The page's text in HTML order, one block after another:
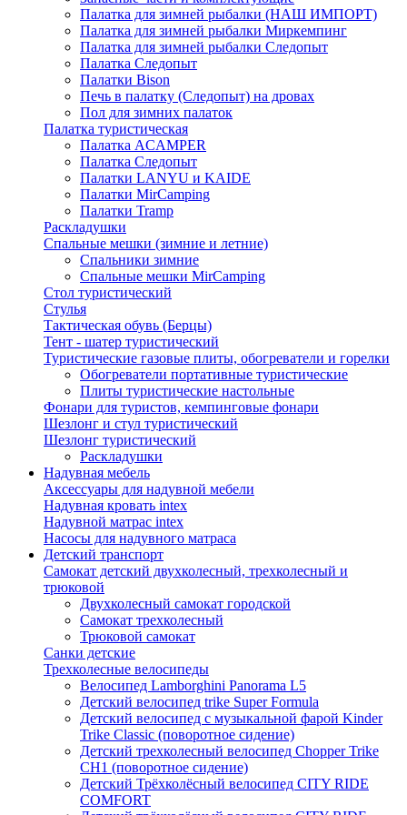
Палатка для зимней рыбалки (НАШ ИМПОРТ)
Палатка для зимней рыбалки Миркемпинг
Палатка для зимней рыбалки Следопыт
Палатка Следопыт
Палатки Bison
Печь в палатку (Следопыт) на дровах
Пол для зимних палаток
Палатка туристическая
Палатка ACAMPER
Палатка Следопыт
Палатки LANYU и KAIDE
Палатки MirCamping
Палатки Tramp
Раскладушки
Спальные мешки (зимние и летние)
Спальники зимние
Спальные мешки MirCamping
Стол туристический
Стулья
Тактическая обувь (Берцы)
Тент - шатер туристический
Туристические газовые плиты, обогреватели и горелки
Обогреватели портативные туристические
Плиты туристические настольные
Фонари для туристов, кемпинговые фонари
Шезлонг и стул туристический
Шезлонг туристический
Раскладушки
Надувная мебель
Аксессуары для надувной мебели
Надувная кровать intex
Надувной матрас intex
Насосы для надувного матраса
Детский транспорт
Самокат детский двухколесный, трехколесный и
трюковой
Двухколесный самокат городской
Самокат трехколесный
Трюковой самокат
Санки детские
Трехколесные велосипеды
Велосипед Lamborghini Panorama L5
Детский велосипед trike Super Formula
Детский велосипед с музыкальной фарой Kinder
Trike Classic (поворотное сидение)
Детский трехколесный велосипед Chopper Trike
CH1 (поворотное сидение)
Детский Трёхколёсный велосипед CITY RIDE
COMFORT